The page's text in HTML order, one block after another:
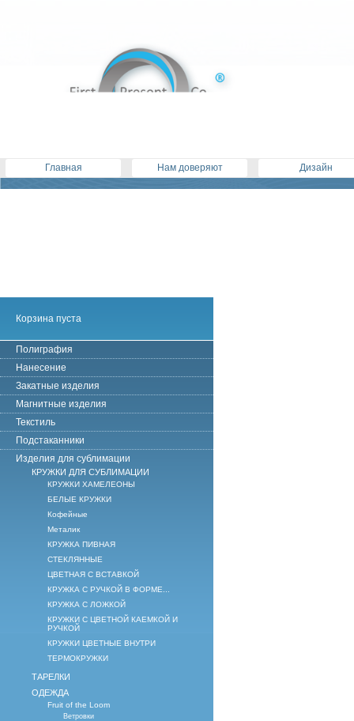
Главная Нам доверяют Дизайн
Корзина пуста
Полиграфия
Нанесение
Закатные изделия
Магнитные изделия
Текстиль
Подстаканники
Изделия для сублимации
КРУЖКИ ДЛЯ СУБЛИМАЦИИ
КРУЖКИ ХАМЕЛЕОНЫ
БЕЛЫЕ КРУЖКИ
Кофейные
Металик
КРУЖКА ПИВНАЯ
СТЕКЛЯННЫЕ
ЦВЕТНАЯ С ВСТАВКОЙ
КРУЖКА С РУЧКОЙ В ФОРМЕ...
КРУЖКА С ЛОЖКОЙ
КРУЖКИ С ЦВЕТНОЙ КАЕМКОЙ И
РУЧКОЙ
КРУЖКИ ЦВЕТНЫЕ ВНУТРИ
ТЕРМОКРУЖКИ
ТАРЕЛКИ
ОДЕЖДА
Fruit of the Loom
Ветровки